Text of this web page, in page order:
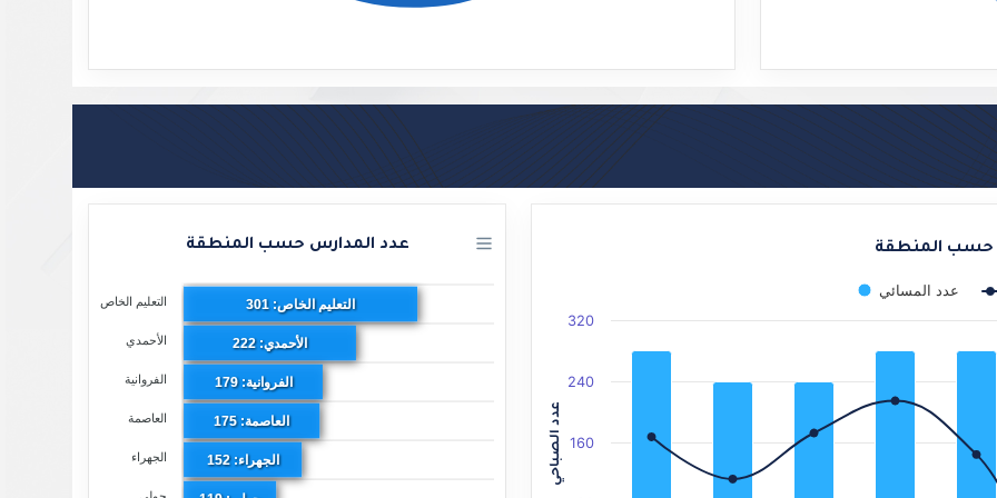
عدد الصباحي
حسب المنطقة
عدد المسائي
160
240
320
التعليم الخاص: 301
الأحمدي: 222
الفروانية: 179
العاصمة: 175
الجهراء: 152
التعليم الخاص
الأحمدي
الفروانية
العاصمة
الجهراء
عدد المدارس حسب المنطقة